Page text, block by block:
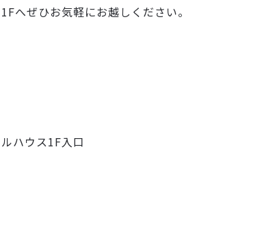
へぜひお気軽にお越しください。
ハウス1F入口